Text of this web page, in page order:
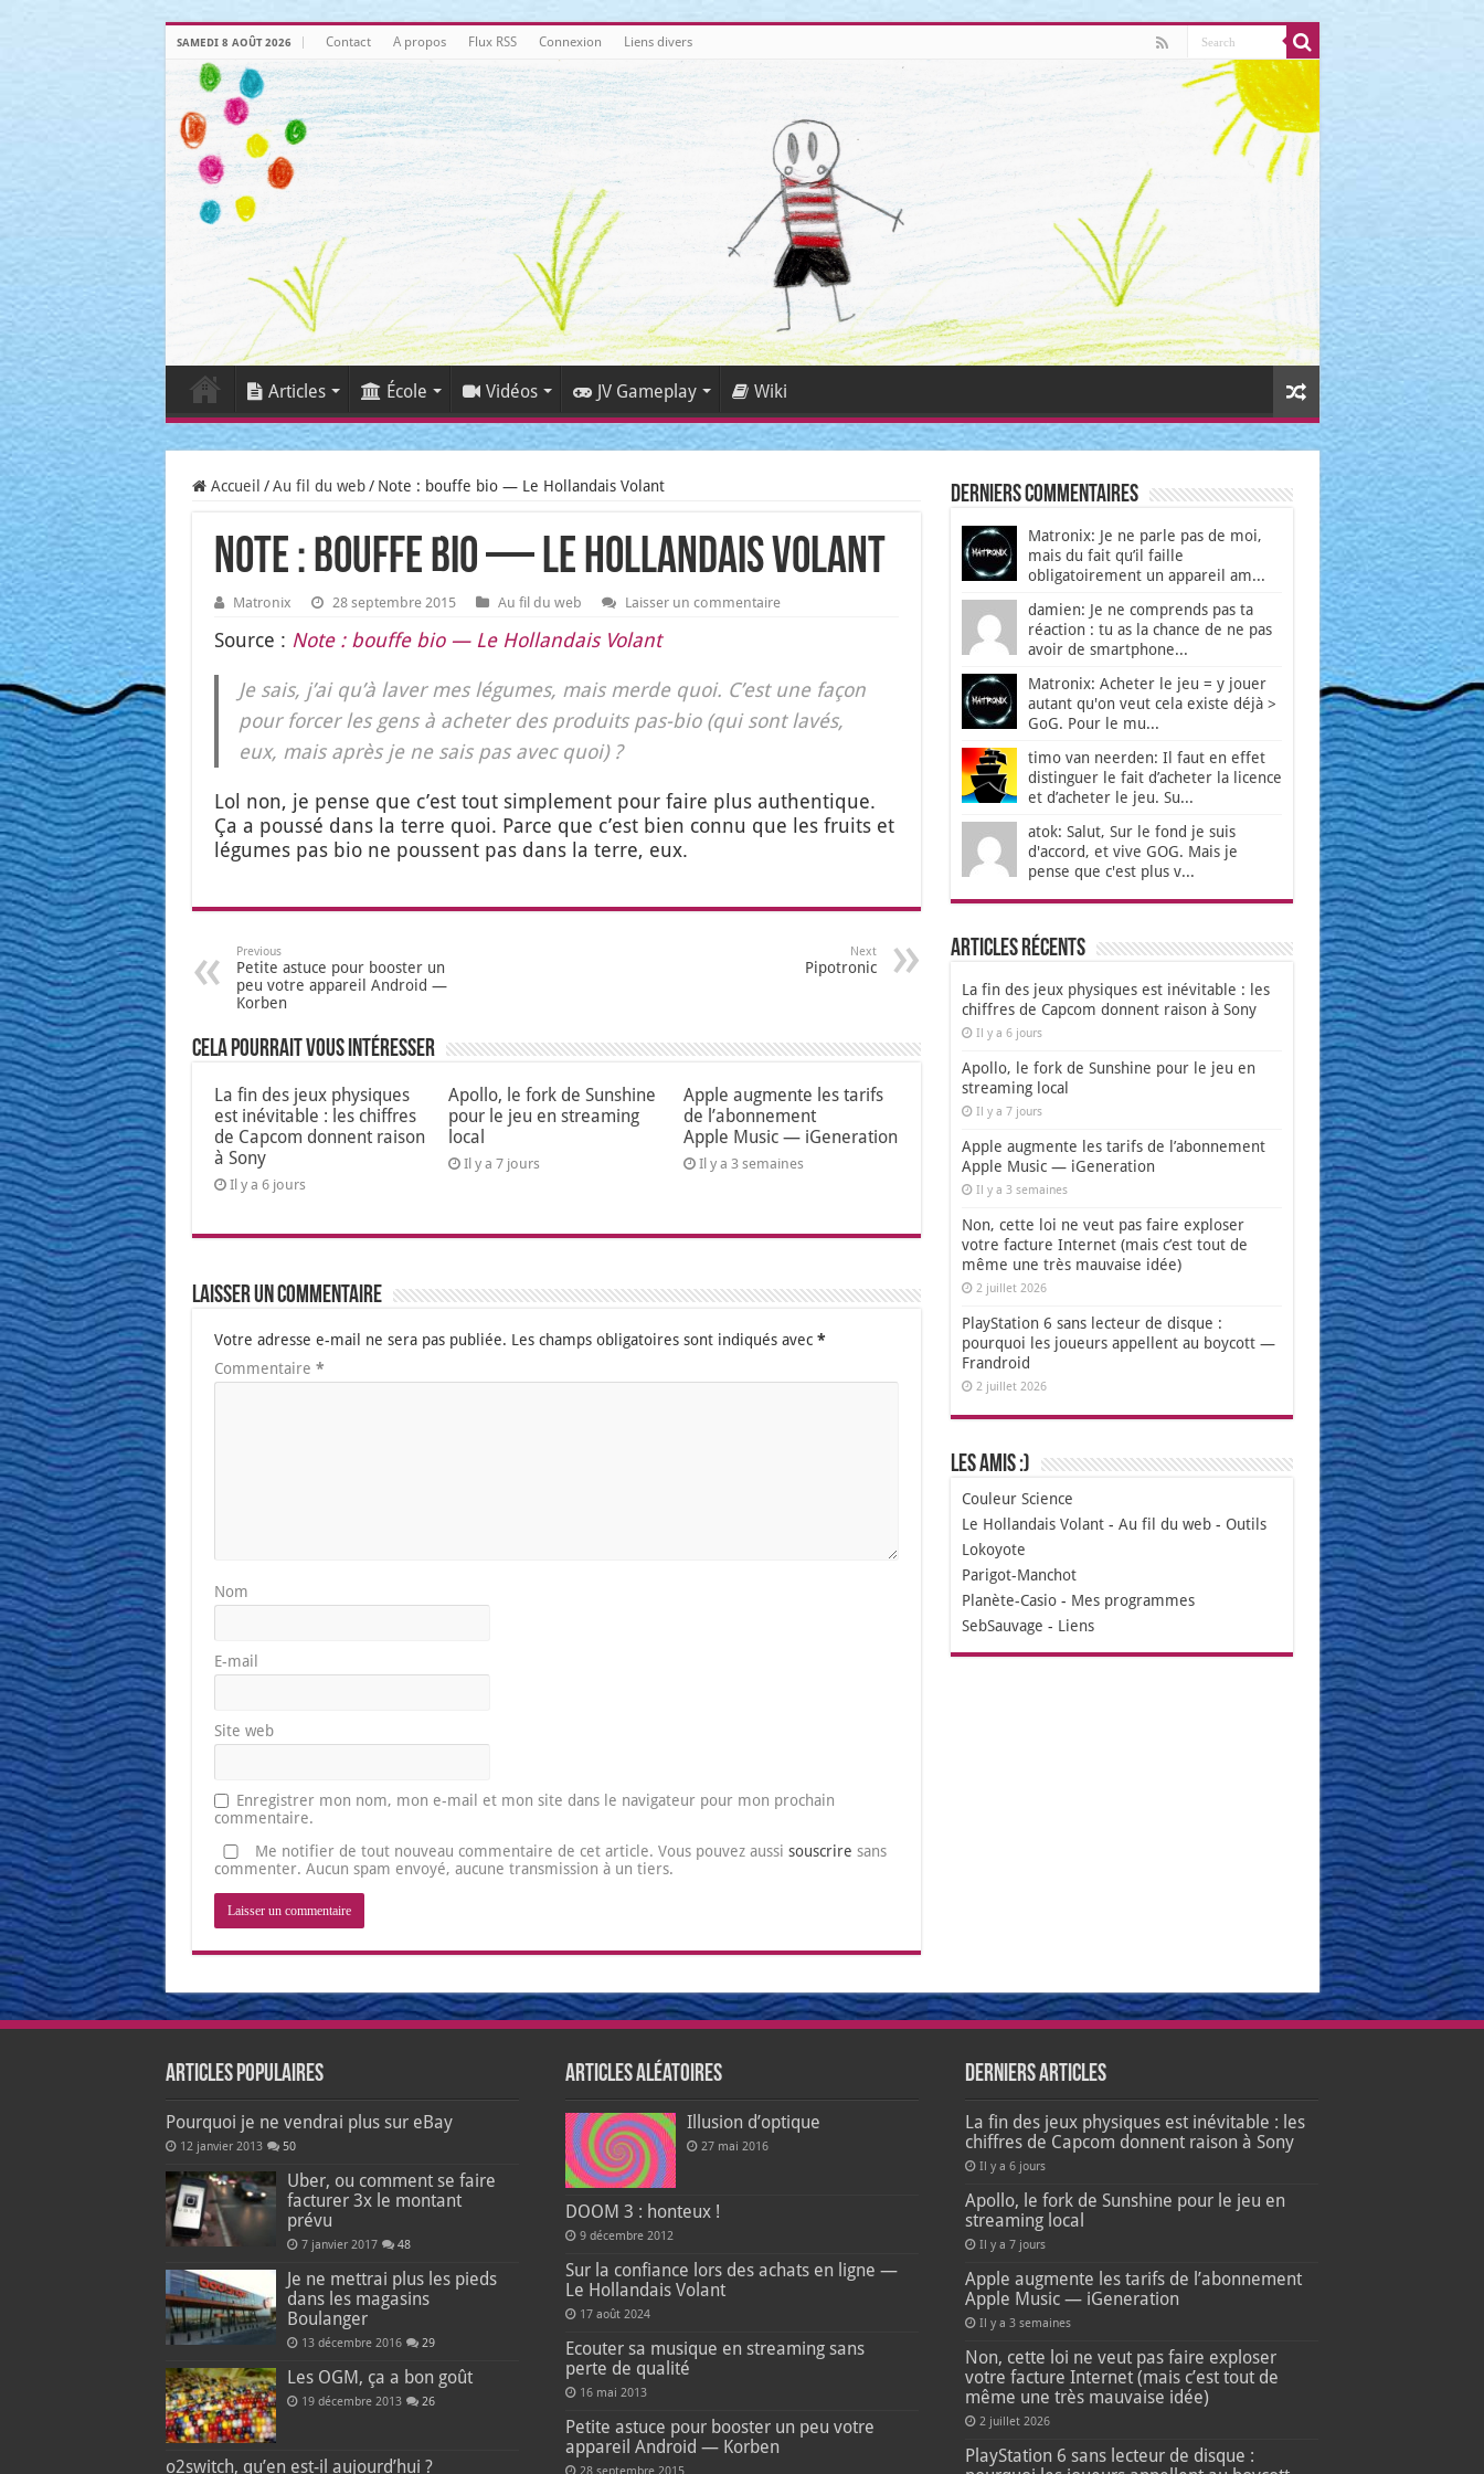
SAMEDI 8 AOÛT 2026 Contact A propos Flux RSS Connexion Liens divers
Articles École Vidéos JV Gameplay Wiki
Accueil / Au fil du web / Note : bouffe bio — Le Hollandais Volant
Note : bouffe bio — Le Hollandais Volant
Matronix 28 septembre 2015 Au fil du web Laisser un commentaire
Source : Note : bouffe bio — Le Hol­lan­dais Volant
Je sais, j’ai qu’à laver mes légumes, mais merde quoi. C’est une façon
pour for­cer les gens à ache­ter des pro­duits pas-bio (qui sont lavés,
eux, mais après je ne sais pas avec quoi) ?
Lol non, je pense que c’est tout sim­ple­ment pour faire plus authen­tique.
Ça a pous­sé dans la terre quoi. Parce que c’est bien connu que les fruits et
légumes pas bio ne poussent pas dans la terre, eux.
Previous
Petite astuce pour booster un
peu votre appareil Android —
Korben
Next
Pipotronic
Cela pourrait vous intéresser
La fin des jeux physiques
est inévitable : les chiffres
de Capcom donnent raison
à Sony
Il y a 6 jours
Apollo, le fork de Sunshine
pour le jeu en streaming
local
Il y a 7 jours
Apple augmente les tarifs
de l’abonnement
Apple Music — iGeneration
Il y a 3 semaines
Laisser un commentaire
Votre adresse e-mail ne sera pas publiée. Les champs obligatoires sont indiqués avec *
Commentaire *
Nom
E-mail
Site web
Enregistrer mon nom, mon e-mail et mon site dans le navigateur pour mon prochain
commentaire.
Me notifier de tout nouveau commentaire de cet article. Vous pouvez aussi souscrire sans
commenter. Aucun spam envoyé, aucune transmission à un tiers.
Derniers Commentaires
Matronix: Je ne parle pas de moi,
mais du fait qu’il faille
obligatoirement un appareil am...
damien: Je ne comprends pas ta
réaction : tu as la chance de ne pas
avoir de smartphone...
Matronix: Acheter le jeu = y jouer
autant qu'on veut cela existe déjà >
GoG. Pour le mu...
timo van neerden: Il faut en effet
distinguer le fait d’acheter la licence
et d’acheter le jeu. Su...
atok: Salut, Sur le fond je suis
d'accord, et vive GOG. Mais je
pense que c'est plus v...
Articles récents
La fin des jeux physiques est inévitable : les
chiffres de Capcom donnent raison à Sony
Il y a 6 jours
Apollo, le fork de Sunshine pour le jeu en
streaming local
Il y a 7 jours
Apple augmente les tarifs de l’abonnement
Apple Music — iGeneration
Il y a 3 semaines
Non, cette loi ne veut pas faire exploser
votre facture Internet (mais c’est tout de
même une très mauvaise idée)
2 juillet 2026
PlayStation 6 sans lecteur de disque :
pourquoi les joueurs appellent au boycott —
Frandroid
2 juillet 2026
Les amis :)
Couleur Science
Le Hollandais Volant- Au fil du web- Outils
Lokoyote
Parigot-Manchot
Planète-Casio- Mes programmes
SebSauvage - Liens
Articles populaires
Pourquoi je ne vendrai plus sur eBay
12 janvier 2013 50
Uber, ou comment se faire
facturer 3x le montant
prévu
7 janvier 2017 48
Je ne mettrai plus les pieds
dans les magasins
Boulanger
13 décembre 2016 29
Les OGM, ça a bon goût
19 décembre 2013 26
o2switch, qu’en est-il aujourd’hui ?
Articles aléatoires
Illusion d’optique
27 mai 2016
DOOM 3 : honteux !
9 décembre 2012
Sur la confiance lors des achats en ligne —
Le Hollandais Volant
17 août 2024
Ecouter sa musique en streaming sans
perte de qualité
16 mai 2013
Petite astuce pour booster un peu votre
appareil Android — Korben
Derniers articles
La fin des jeux physiques est inévitable : les
chiffres de Capcom donnent raison à Sony
Il y a 6 jours
Apollo, le fork de Sunshine pour le jeu en
streaming local
Il y a 7 jours
Apple augmente les tarifs de l’abonnement
Apple Music — iGeneration
Il y a 3 semaines
Non, cette loi ne veut pas faire exploser
votre facture Internet (mais c’est tout de
même une très mauvaise idée)
2 juillet 2026
PlayStation 6 sans lecteur de disque :